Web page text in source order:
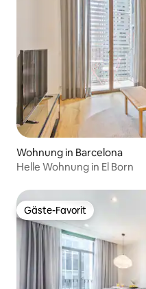
Wohnung in Barcelona
Helle Wohnung in El Born
Gäste-Favorit
Gäste-Favorit